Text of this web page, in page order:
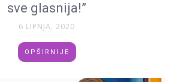
sve glasnija!”
6 LIPNJA, 2020
OPŠIRNIJE